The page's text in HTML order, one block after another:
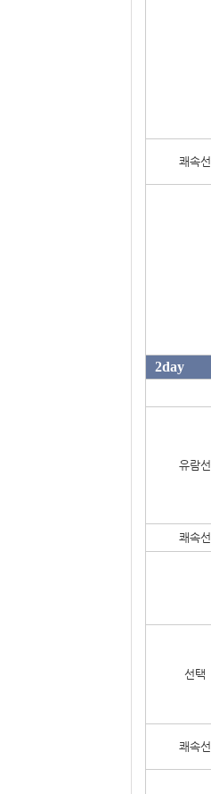
쾌속선
2day
유람선
쾌속선
선택
쾌속선